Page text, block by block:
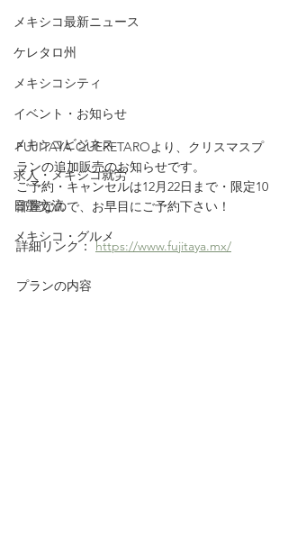
メキシコ最新ニュース
ケレタロ州
メキシコシティ
イベント・お知らせ
メキシコビジネス
求人・メキシコ就労
日墨交流
メキシコ・グルメ
FUJITAYA QUERETAROより、クリスマスプ
ランの追加販売のお知らせです。
ご予約・キャンセルは12月22日まで・限定10
部屋なので、お早目にご予約下さい！
詳細リンク： https://www.fujitaya.mx/
プランの内容